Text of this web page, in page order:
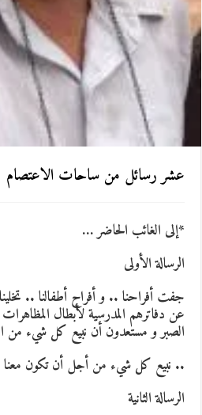
عشر رسائل من ساحات الاعتصام
*إلى الغائب الحاضر …
الرسالة الأولى
جفت أفراحنا .. و أفراح أطفالنا ..
عن دفاترهم المدرسية لأبطال
الصبر و مستعدون أن نبيع كل شيء
.. نبيع كل شيء من أجل أن تكون معنا و
الرسالة الثانية